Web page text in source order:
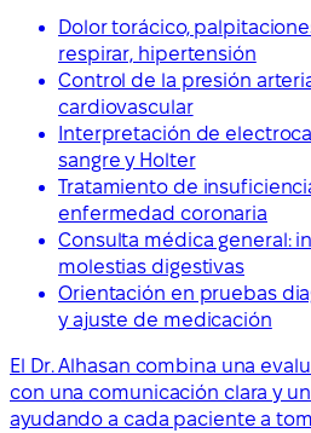
Dolor torácico,
respirar, hipertensión
Control de la presión
cardiovascular
Interpretación de
sangre y Holter
Tratamiento de
enfermedad coronaria
Consulta médica general:
molestias digestivas
Orientación en pruebas
y ajuste de medicación
El Dr. Alhasan combina una
con una comunicación clara y
ayudando a cada paciente a